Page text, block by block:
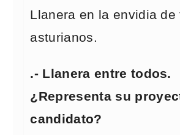
Llanera en la envidia de
asturianos.
.- Llanera entre todos.
¿Representa su
candidato?